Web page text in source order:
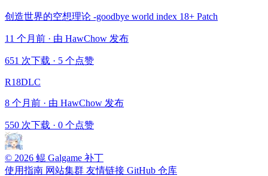
创造世界的空想理论 -goodbye world index 18+ Patch
11 个月前 · 由 HawChow 发布
651 次下载 · 5 个点赞
R18DLC
8 个月前 · 由 HawChow 发布
550 次下载 · 0 个点赞
© 2026 鲲 Galgame 补丁
使用指南 网站集群 友情链接 GitHub 仓库